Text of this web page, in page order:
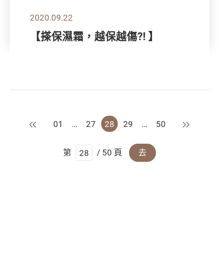
2020.09.22
【搽保濕霜，越保越傷?! 】
上一頁
01 … 27 28 29 … 50 下一頁
第 / 50 頁 去